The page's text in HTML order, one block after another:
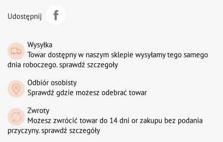
Udostępnij
Wysyłka
Towar dostępny w naszym sklepie wysyłamy tego samego
dnia roboczego. sprawdź szczegoły
Odbiór osobisty
Sprawdź gdzie możesz odebrać towar
Zwroty
Możesz zwrócić towar do 14 dni or zakupu bez podania
przyczyny. sprawdź szczegóły